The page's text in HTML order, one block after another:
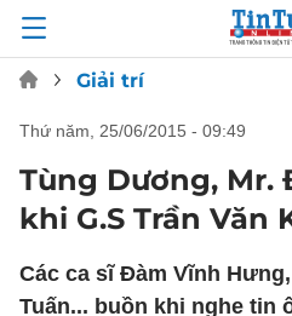
Giải trí
thứ năm, 25/06/2015 - 09:49
Tùng Dương, Mr.
khi G.S Trần Văn
Các ca sĩ Đàm Vĩnh
Tuấn... buồn khi nghe tin